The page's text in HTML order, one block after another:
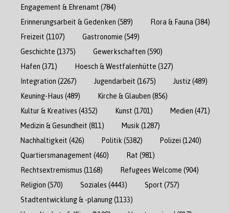
Engagement & Ehrenamt (784)
Erinnerungsarbeit & Gedenken (589) Flora & Fauna (384)
Freizeit (1107) Gastronomie (549)
Geschichte (1375) Gewerkschaften (590)
Hafen (371) Hoesch & Westfalenhütte (327)
Integration (2267) Jugendarbeit (1675) Justiz(489)
Keuning-Haus (489) Kirche & Glauben (856)
Kultur & Kreatives (4352) Kunst (1701) Medien (471)
Medizin & Gesundheit (811) Musik (1287)
Nachhaltigkeit (426) Politik (5382) Polizei (1240)
Quartiersmanagement (460) Rat (981)
Rechtsextremismus (1168) Refugees Welcome (904)
Religion (570) Soziales (4443) Sport (757)
Stadtentwicklung & -planung(1133)